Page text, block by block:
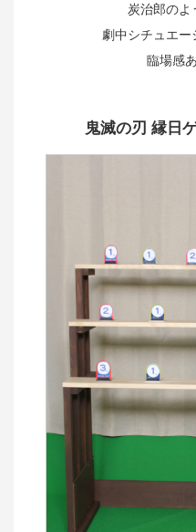
炭治郎のよ
劇中シチュエー
臨場感
鬼滅の刃 縁日